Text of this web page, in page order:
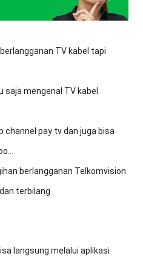
TV kabel tapi
mengenal TV kabel.
channel pay tv dan juga bisa
berlangganan Telkomvision
terbilang
langsung melalui aplikasi